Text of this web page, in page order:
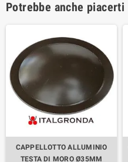
Potrebbe anche piacerti
CAPPELLOTTO ALLUMINIO
TESTA DI MORO Ø35MM